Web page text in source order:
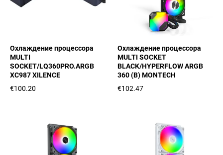
Охлаждение процессора
MULTI
SOCKET/LQ360PRO.ARGB
XC987 XILENCE
€100.20
Охлаждение процессора
MULTI SOCKET
BLACK/HYPERFLOW ARGB
360 (B) MONTECH
€102.47